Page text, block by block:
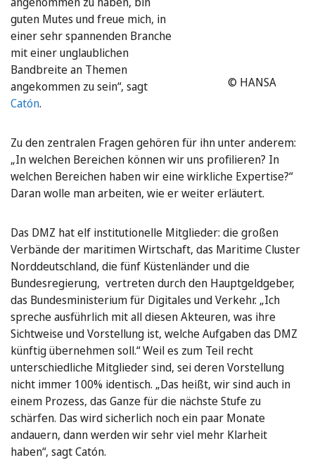
© HANSA
guten Mutes und freue mich, in
einer sehr spannenden Branche
mit einer unglaublichen
Bandbreite an Themen
angekommen zu sein“, sagt
Catón.
Zu den zentralen Fragen gehören für ihn unter anderem:
„In welchen Bereichen können wir uns profilieren? In
welchen Bereichen haben wir eine wirkliche Expertise?“
Daran wolle man arbeiten, wie er weiter erläutert.
Das DMZ hat elf institutionelle Mitglieder: die großen
Verbände der maritimen Wirtschaft, das Maritime Cluster
Norddeutschland, die fünf Küstenländer und die
Bundesregierung, vertreten durch den Hauptgeldgeber,
das Bundesministerium für Digitales und Verkehr. „Ich
spreche ausführlich mit all diesen Akteuren, was ihre
Sichtweise und Vorstellung ist, welche Aufgaben das DMZ
künftig übernehmen soll.“ Weil es zum Teil recht
unterschiedliche Mitglieder sind, sei deren Vorstellung
nicht immer 100% identisch. „Das heißt, wir sind auch in
einem Prozess, das Ganze für die nächste Stufe zu
schärfen. Das wird sicherlich noch ein paar Monate
andauern, dann werden wir sehr viel mehr Klarheit
haben“, sagt Catón.